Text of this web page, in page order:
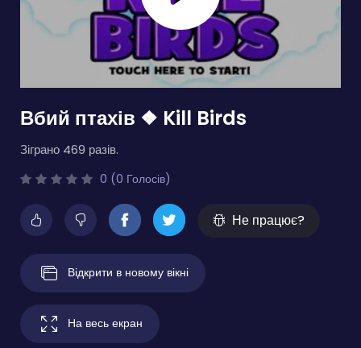
Вбий птахів ❖ Kill Birds
Зіграно 469 разів.
0 (0 Голосів)
Не працює?
Відкрити в новому вікні
На весь екран